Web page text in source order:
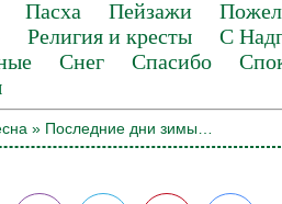
Пасха Пейзажи
Религия и кресты
С
Снег Спасибо
» Последние дни зимы…